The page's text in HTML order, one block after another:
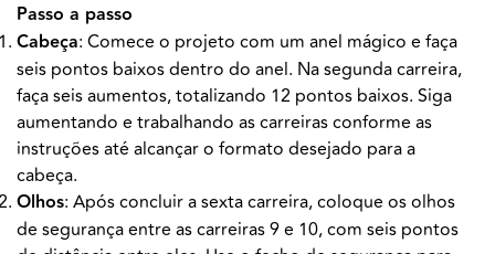
Passo a passo
Cabeça: Comece o projeto com um anel mágico e faça
seis pontos baixos dentro do anel. Na segunda carreira,
faça seis aumentos, totalizando 12 pontos baixos. Siga
aumentando e trabalhando as carreiras conforme as
instruções até alcançar o formato desejado para a
cabeça.
Olhos: Após concluir a sexta carreira, coloque os olhos
de segurança entre as carreiras 9 e 10, com seis pontos